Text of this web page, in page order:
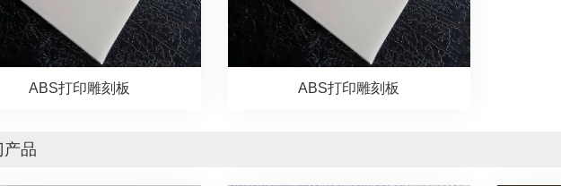
ABS打印雕刻板 ABS打印雕刻板
产品